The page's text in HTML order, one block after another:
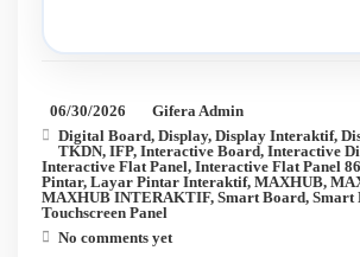
06/30/2026
Gifera Admin
Digital Board, Display, Display Interaktif,
TKDN, IFP, Interactive Board, Interactive
Interactive Flat Panel, Interactive Flat Panel
Pintar, Layar Pintar Interaktif, MAXHUB,
MAXHUB INTERAKTIF, Smart Board, Smart
Touchscreen Panel
No comments yet